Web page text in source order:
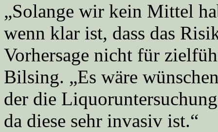
„Solange wir kein Mittel
wenn klar ist, dass das
Vorhersage nicht für
Bilsing. „Es wäre
der die
da diese sehr invasiv ist.“